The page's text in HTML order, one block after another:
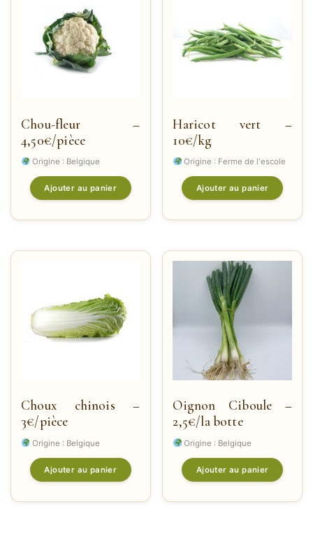
Chou-fleur –
4,50€/pièce
Origine : Belgique
Ajouter au panier
Haricot vert –
10€/kg
Origine : Ferme de l'escole
Ajouter au panier
Choux chinois –
3€/pièce
Origine : Belgique
Ajouter au panier
Oignon Ciboule –
2,5€/la botte
Origine : Belgique
Ajouter au panier